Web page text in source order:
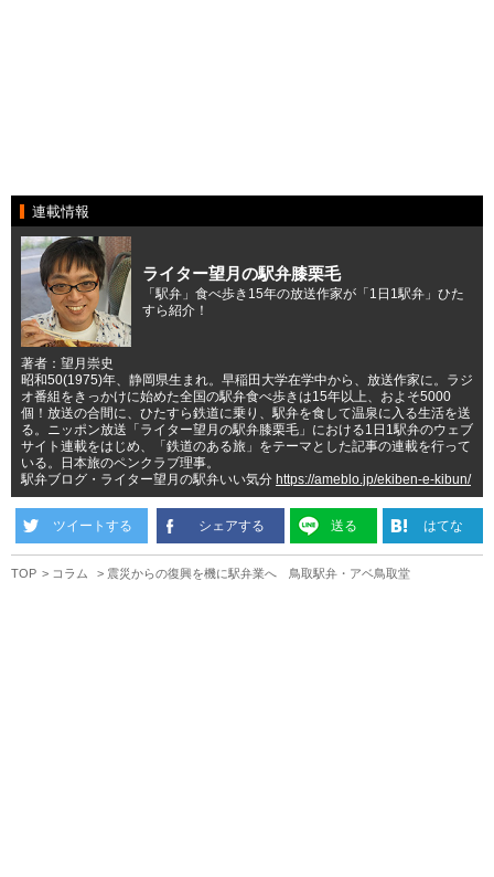
連載情報
ライター望月の駅弁膝栗毛
「駅弁」食べ歩き15年の放送作家が「1日1駅弁」ひた
すら紹介！
著者：望月崇史
昭和50(1975)年、静岡県生まれ。早稲田大学在学中から、放送作家に。ラジ
オ番組をきっかけに始めた全国の駅弁食べ歩きは15年以上、およそ5000
個！放送の合間に、ひたすら鉄道に乗り、駅弁を食して温泉に入る生活を送
る。ニッポン放送「ライター望月の駅弁膝栗毛」における1日1駅弁のウェブ
サイト連載をはじめ、「鉄道のある旅」をテーマとした記事の連載を行って
いる。日本旅のペンクラブ理事。
駅弁ブログ・ライター望月の駅弁いい気分 https://ameblo.jp/ekiben-e-kibun/
ツイートする シェアする 送る はてな
TOP コラム 震災からの復興を機に駅弁業へ 鳥取駅弁・アベ鳥取堂